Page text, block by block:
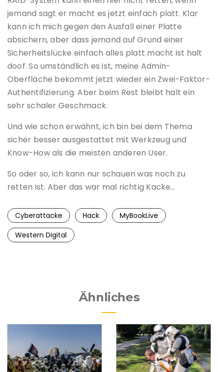
jemand sagt er macht es jetzt einfach platt. Klar
kann ich mich gegen den Ausfall einer Platte
absichern, aber dass jemand auf Grund einer
Sicherheitslücke einfach alles platt macht ist halt
doof. So umständlich es ist, meine Admin-
Oberfläche bekommt jetzt wieder ein Zwei-Faktor-
Authentifizierung. Aber beim Rest bleibt halt ein
sehr schaler Geschmack.
Und wie schon erwähnt, ich bin bei dem Thema
sicher besser ausgestattet mit Werkzeug und
Know-How als die meisten anderen User.
So oder so, ich kann nur schauen was noch zu
retten ist. Aber das war mal richtig Kacke…
Cyberattacke Hack
MyBookLive
Western Digital
Ähnliches